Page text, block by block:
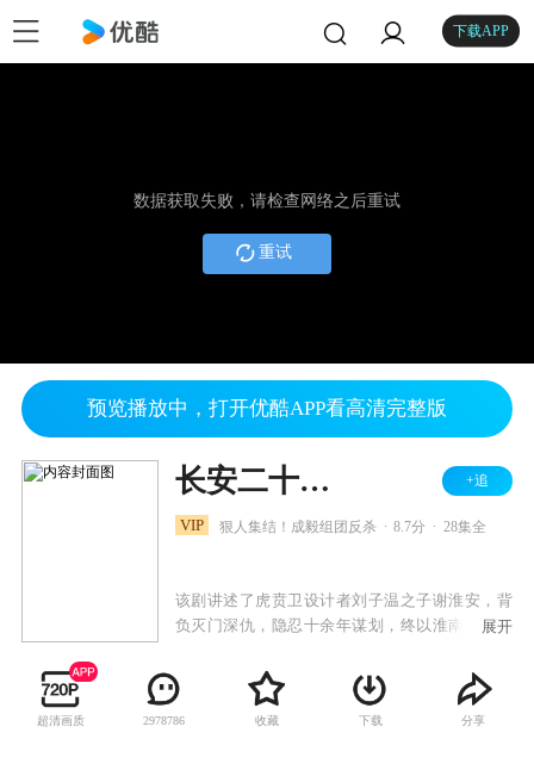
下载APP
数据获取失败，请检查网络之后重试
重试
预览播放中，打开优酷APP看高清完整版
长安二十四计 +追
VIP 狠人集结！成毅组团反杀 8.7分 28集全
该剧讲述了虎贲卫设计者刘子温之子谢淮安，背
负灭门深仇，隐忍十余年谋划，终以淮南县衙主
谢淮安步步为营，开启了一场惊心动魄的智计对
决与守护山河的故事。
展开
超清画质 2978786 收藏 下载 分享